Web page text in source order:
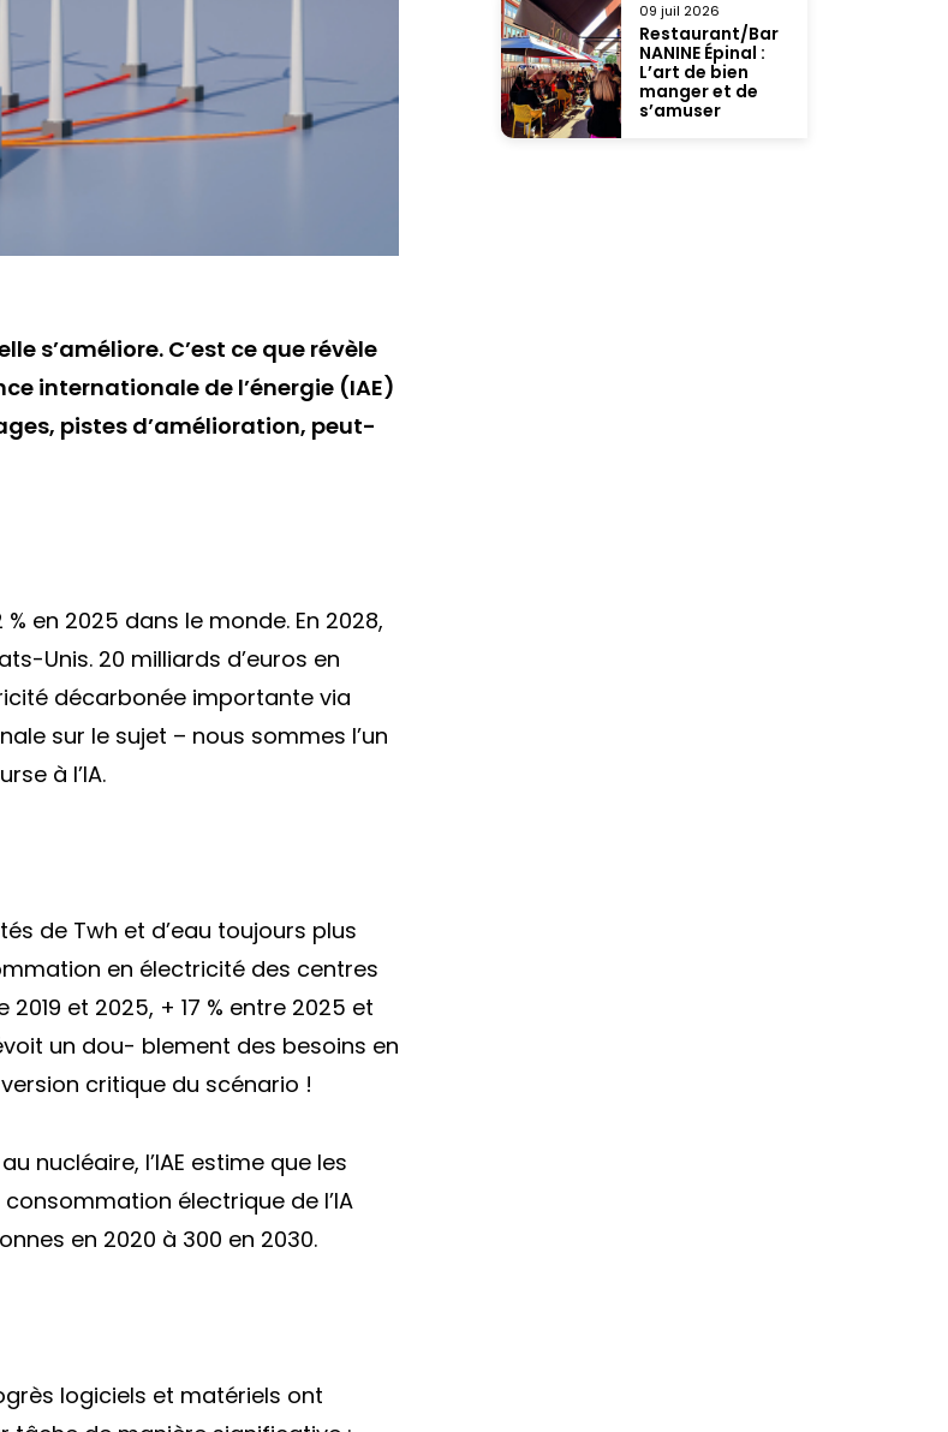
s’améliore. C’est ce que révèle
internationale de l’énergie (IAE)
pistes d’amélioration, peut-
en 2025 dans le monde. En 2028,
Unis. 20 milliards d’euros en
décarbonée importante via
sur le sujet – nous sommes l’un
à l’IA.
de Twh et d’eau toujours plus
en électricité des centres
et 2025, + 17 % entre 2025 et
un dou- blement des besoins en
critique du scénario !
nucléaire, l’IAE estime que les
électrique de l’IA
en 2020 à 300 en 2030.
logiciels et matériels ont
09 juil 2026
Restaurant/Bar
NANINE Épinal :
L’art de bien
manger et de
s’amuser